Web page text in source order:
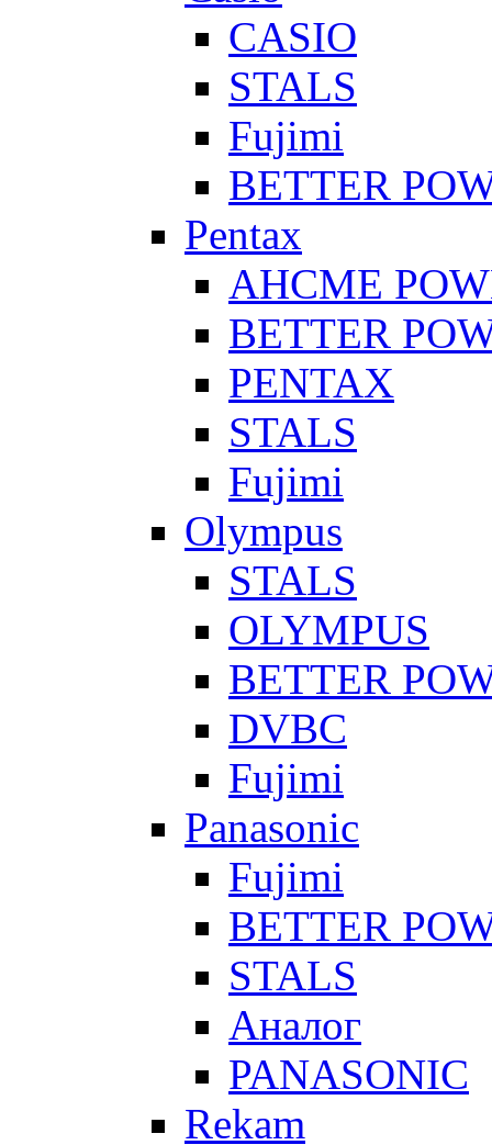
CASIO
STALS
Fujimi
BETTER
Pentax
AHCME
BETTER
PENTAX
STALS
Fujimi
Olympus
STALS
OLYMPUS
BETTER
DVBC
Fujimi
Panasonic
Fujimi
BETTER
STALS
Аналог
PANASONIC
Rekam